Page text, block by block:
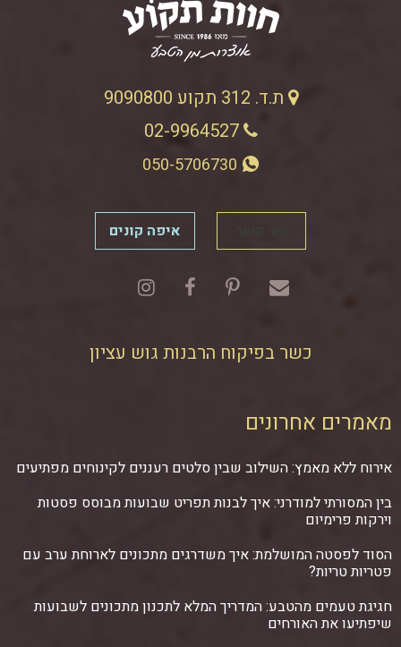
ת.ד. 312 תקוע 9090800
02-9964527
איפה קונים
כשר בפיקוח הרבנות גוש עציון
מאמרים אחרונים
אירוח ללא מאמץ: השילוב שבין סלטים רעננים לקינוחים מפתיעים
בין המסורתי למודרני: איך לבנות תפריט שבועות מבוסס פסטות
וירקות פרימיום
הסוד לפסטה המושלמת: איך משדרגים מתכונים לארוחת ערב עם
פטריות טריות?
חגיגת טעמים מהטבע: המדריך המלא לתכנון מתכונים לשבועות
שיפתיעו את האורחים